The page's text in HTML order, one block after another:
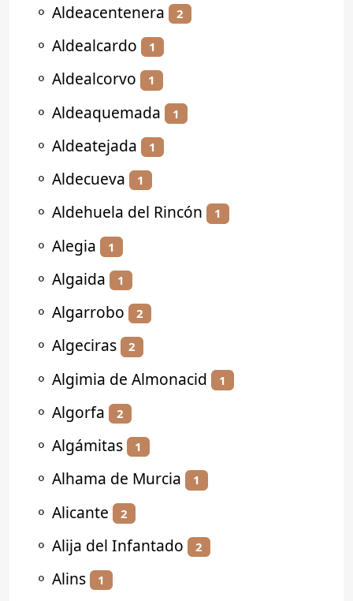
⚬ Aldeacentenera 2
⚬ Aldealcardo 1
⚬ Aldealcorvo 1
⚬ Aldeaquemada 1
⚬ Aldeatejada 1
⚬ Aldecueva 1
⚬ Aldehuela del Rincón 1
⚬ Alegia 1
⚬ Algaida 1
⚬ Algarrobo 2
⚬ Algeciras 2
⚬ Algimia de Almonacid 1
⚬ Algorfa 2
⚬ Algámitas 1
⚬ Alhama de Murcia 1
⚬ Alicante 2
⚬ Alija del Infantado 2
⚬ Alins 1